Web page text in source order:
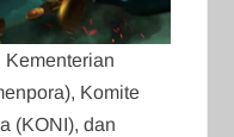
Kementerian
Komite
(KONI), dan